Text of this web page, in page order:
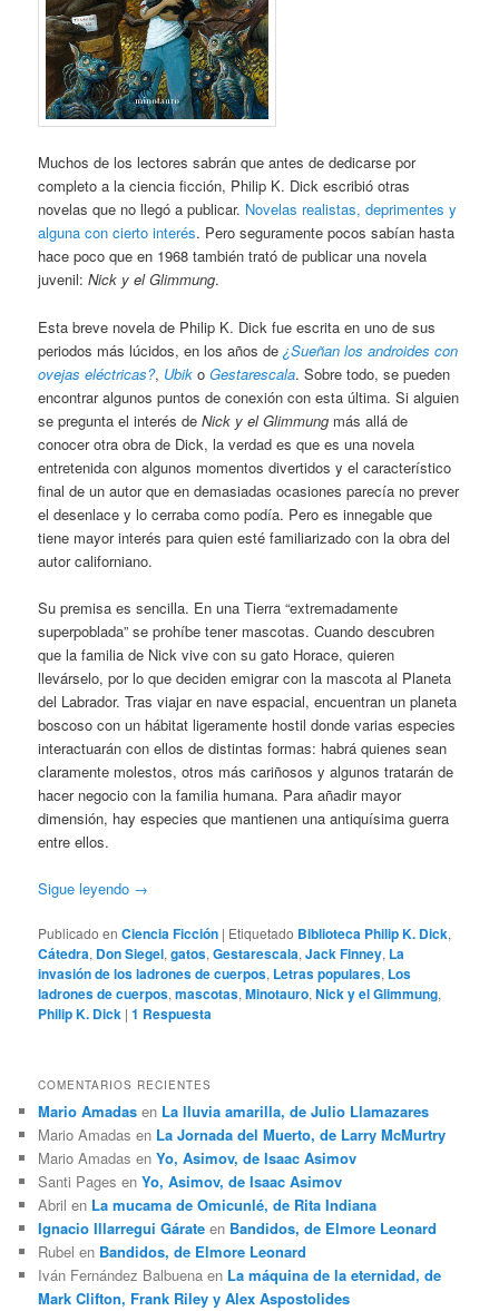
Muchos de los lectores sabrán que antes de dedicarse por
completo a la ciencia ficción, Philip K. Dick escribió otras
novelas que no llegó a publicar. Novelas realistas, deprimentes y
alguna con cierto interés. Pero seguramente pocos sabían hasta
hace poco que en 1968 también trató de publicar una novela
juvenil:Nick y el Glimmung.
Esta breve novela de Philip K. Dick fue escrita en uno de sus
periodos más lúcidos, en los años de ¿Sueñan los androides con
ovejas eléctricas?, Ubik oGestarescala. Sobre todo, se pueden
encontrar algunos puntos de conexión con esta última. Si alguien
se pregunta el interés deNick y el Glimmung más allá de
conocer otra obra de Dick, la verdad es que es una novela
entretenida con algunos momentos divertidos y el característico
final de un autor que en demasiadas ocasiones parecía no prever
el desenlace y lo cerraba como podía. Pero es innegable que
tiene mayor interés para quien esté familiarizado con la obra del
autor californiano.
Su premisa es sencilla. En una Tierra “extremadamente
superpoblada” se prohíbe tener mascotas. Cuando descubren
que la familia de Nick vive con su gato Horace, quieren
llevárselo, por lo que deciden emigrar con la mascota al Planeta
del Labrador. Tras viajar en nave espacial, encuentran un planeta
boscoso con un hábitat ligeramente hostil donde varias especies
interactuarán con ellos de distintas formas: habrá quienes sean
claramente molestos, otros más cariñosos y algunos tratarán de
hacer negocio con la familia humana. Para añadir mayor
dimensión, hay especies que mantienen una antiquísima guerra
entre ellos.
Sigue leyendo →
Publicado en Ciencia Ficción | Etiquetado Biblioteca Philip K. Dick,
Cátedra, Don Siegel,gatos,Gestarescala,Jack Finney, La
invasión de los ladrones de cuerpos, Letras populares, Los
ladrones de cuerpos,mascotas,Minotauro,Nick y el Glimmung,
Philip K. Dick |1 Respuesta
COMENTARIOS RECIENTES
Mario Amadas en La lluvia amarilla, de Julio Llamazares
Mario Amadas en La Jornada del Muerto, de Larry McMurtry
Mario Amadas enYo, Asimov, de Isaac Asimov
Santi Pages enYo, Asimov, de Isaac Asimov
Abril en La mucama de Omicunlé, de Rita Indiana
Ignacio Illarregui Gárate en Bandidos, de Elmore Leonard
Rubel en Bandidos, de Elmore Leonard
Iván Fernández Balbuena en La máquina de la eternidad, de
Mark Clifton, Frank Riley y Alex Aspostolides